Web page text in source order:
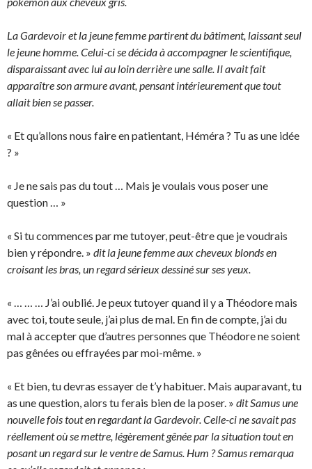
La Gardevoir et la jeune femme partirent du bâtiment, laissant seul
le jeune homme. Celui-ci se décida à accompagner le scientifique,
disparaissant avec lui au loin derrière une salle. Il avait fait
apparaître son armure avant, pensant intérieurement que tout
allait bien se passer.
« Et qu’allons nous faire en patientant, Héméra ? Tu as une idée
? »
« Je ne sais pas du tout … Mais je voulais vous poser une
question … »
« Si tu commences par me tutoyer, peut-être que je voudrais
bien y répondre. » dit la jeune femme aux cheveux blonds en
croisant les bras, un regard sérieux dessiné sur ses yeux.
« … … … J’ai oublié. Je peux tutoyer quand il y a Théodore mais
avec toi, toute seule, j’ai plus de mal. En fin de compte, j’ai du
mal à accepter que d’autres personnes que Théodore ne soient
pas gênées ou effrayées par moi-même. »
« Et bien, tu devras essayer de t’y habituer. Mais auparavant, tu
as une question, alors tu ferais bien de la poser. » dit Samus une
nouvelle fois tout en regardant la Gardevoir. Celle-ci ne savait pas
réellement où se mettre, légèrement gênée par la situation tout en
posant un regard sur le ventre de Samus. Hum ? Samus remarqua